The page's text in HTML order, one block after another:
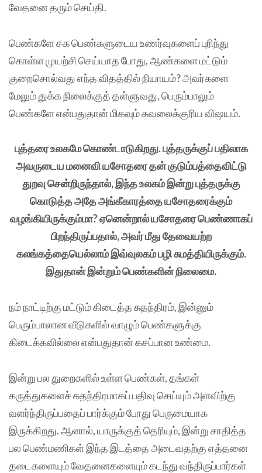
வேதனை தரும் செய்தி.
பெண்களே சக பெண்களுடைய உணர்வுகளைப் புரிந்து
கொள்ள முயற்சி செய்யாத போது, ஆண்களை மட்டும்
குறைசொல்வது எந்த விதத்தில் நியாயம்? அவர்களை
மேலும் துக்க நிலைக்குத் தள்ளுவது, பெரும்பாலும்
பெண்களே என்பதுதான் மிகவும் கவலைக்குரிய விஷயம்.
புத்தரை உலகமே கொண்டாடுகிறது. புத்தருக்குப் பதிலாக
அவருடைய மனைவி யசோதரை தன் குடும்பத்தைவிட்டு
துறவு சென்றிருந்தால், இந்த உலகம் இன்று புத்தருக்கு
கொடுத்த அதே அங்கீகாரத்தை யசோதரைக்கும்
வழங்கியிருக்கும்மா? ஏனென்றால் யசோதரை பெண்ணாகப்
பிறந்திருப்பதால், அவர் மீது தேவையற்ற
கலங்கத்தையெல்லாம் இவ்வுலகம் பழி சுமத்தியிருக்கும்.
இதுதான் இன்றும் பெண்களின் நிலைமை.
நம் நாட்டிற்கு மட்டும் கிடைத்த சுதந்திரம், இன்னும்
பெரும்பாலான வீடுகளில் வாழும் பெண்களுக்கு
கிடைக்கவில்லை என்பதுதான் கசப்பான உண்மை.
இன்று பல துறைகளில் உள்ள பெண்கள், தங்கள்
கருத்துகளைச் சுதந்திரமாகப் பதிவு செய்யும் அளவிற்கு
வளர்ந்திருப்பதைப் பார்க்கும் போது பெருமையாக
இருக்கிறது. ஆனால், யாருக்குத் தெரியும், இன்று சாதித்த
பல பெண்மணிகள் இந்த இடத்தை அடைவதற்கு எத்தனை
தடைகளையும் வேதனைகளையும் கடந்து வந்திருப்பார்கள்